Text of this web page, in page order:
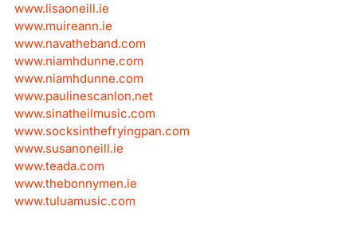
www.lisaoneill.ie
www.muireann.ie
www.navatheband.com
www.niamhdunne.com
www.niamhdunne.com
www.paulinescanlon.net
www.sinatheilmusic.com
www.socksinthefryingpan.com
www.susanoneill.ie
www.teada.com
www.thebonnymen.ie
www.tuluamusic.com